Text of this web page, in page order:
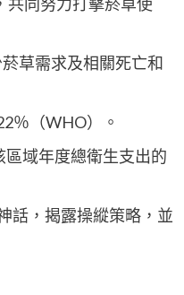
草需求及相關死亡和
％（WHO）。
區域年度總衛生支出的
話，揭露操縱策略，並